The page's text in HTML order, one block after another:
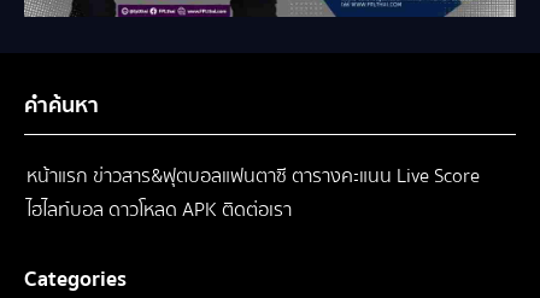
คำค้นหา
หน้าแรก ข่าวสาร&ฟุตบอลแฟนตาซีตารางคะแนน Live Score
ไฮไลท์บอลดาวโหลด APKติดต่อเรา
Categories